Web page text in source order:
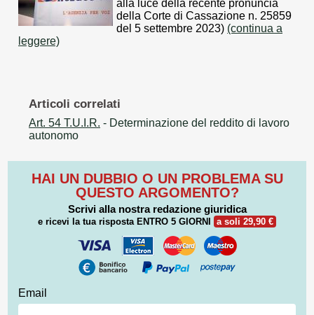
alla luce della recente pronuncia
della Corte di Cassazione n. 25859
del 5 settembre 2023) (continua a
leggere)
Articoli correlati
Art. 54 T.U.I.R. - Determinazione del reddito di lavoro
autonomo
HAI UN DUBBIO O UN PROBLEMA SU
QUESTO ARGOMENTO?
Scrivi alla nostra redazione giuridica
e ricevi la tua risposta ENTRO 5 GIORNI a soli 29,90 €
Email